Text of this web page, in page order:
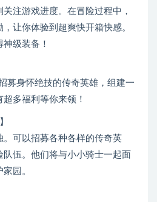
注游戏进度。在冒险过程中，
让你体验到超爽快开箱快感。
级装备！
募身怀绝技的传奇英雄，组建一
多福利等你来领！
可以招募各种各样的传奇英
伍。他们将与小小骑士一起面
园。